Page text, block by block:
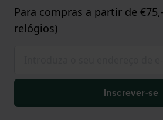
Para compras a partir de
relógios)
Inscrever-se